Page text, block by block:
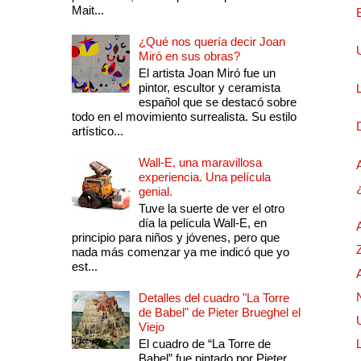
Mait...
¿Qué nos quería decir Joan
Miró en sus obras?
El artista Joan Miró fue un
pintor, escultor y ceramista
español que se destacó sobre
todo en el movimiento surrealista. Su estilo
artístico...
Wall-E, una maravillosa
experiencia. Una película
genial.
Tuve la suerte de ver el otro
día la película Wall-E, en
principio para niños y jóvenes, pero que
nada más comenzar ya me indicó que yo
est...
Detalles del cuadro "La Torre
de Babel" de Pieter Brueghel el
Viejo
El cuadro de “La Torre de
Babel” fue pintado por Pieter